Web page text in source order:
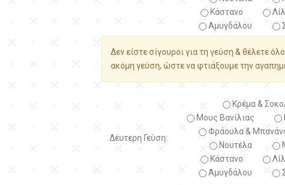
Κάστανο
Αμυγδάλου
Δεν είστε σίγουροι για τη γεύση & θέλετε
ακόμη γεύση, ώστε να φτιάξουμε την
Δέυτερη Γεύση:
Κρέμα &
Μους Βανίλιας
Φράουλα &
Νουτέλα
Κάστανο
Αμυγδάλου